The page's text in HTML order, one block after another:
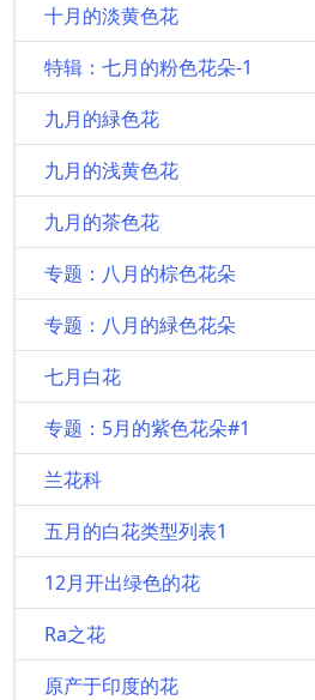
十月的淡黄色花
特辑：七月的粉色花朵-1
九月的緑色花
九月的浅黄色花
九月的茶色花
专题：八月的棕色花朵
专题：八月的緑色花朵
七月白花
专题：5月的紫色花朵#1
兰花科
五月的白花类型列表1
12月开出绿色的花
Ra之花
原产于印度的花